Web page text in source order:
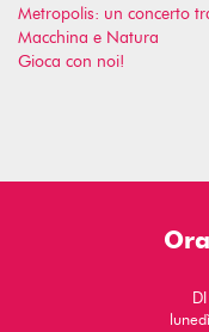
Metropolis: un concerto
Macchina e Natura
Gioca con noi!